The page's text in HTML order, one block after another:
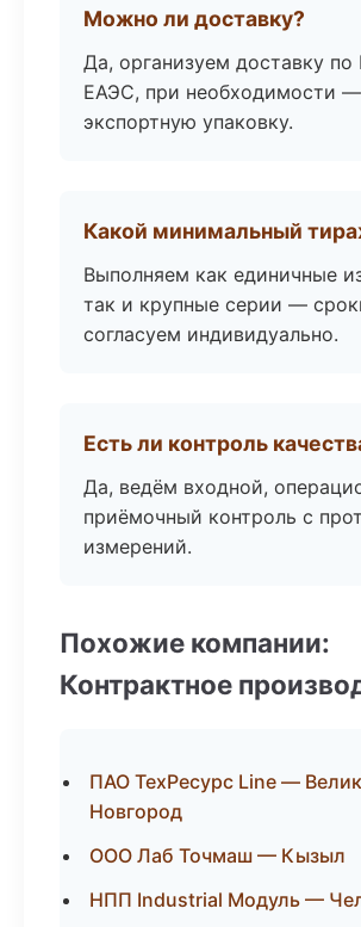
Можно ли доставку?
Да, организуем доставку
ЕАЭС, при необходимости —
экспортную упаковку.
Какой минимальный
Выполняем как единичные
так и крупные серии —
согласуем индивидуально.
Есть ли контроль
Да, ведём входной,
приёмочный контроль с
измерений.
Похожие компании:
Контрактное
ПАО ТехРесурс Line —
Новгород
ООО Лаб Точмаш — Кызыл
НПП Industrial Модуль —